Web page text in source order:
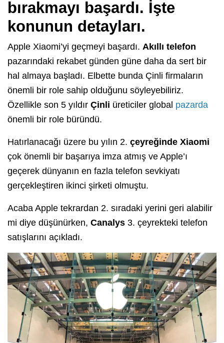
bırakmayı başardı. İşte
konunun detayları.
Apple Xiaomi’yi geçmeyi başardı. Akıllı telefon
pazarındaki rekabet günden güne daha da sert bir
hal almaya başladı. Elbette bunda Çinli firmaların
önemli bir role sahip olduğunu söyleyebiliriz.
Özellikle son 5 yıldır Çinli üreticiler global pazarda
önemli bir role büründü.
Hatırlanacağı üzere bu yılın 2. çeyreğinde Xiaomi
çok önemli bir başarıya imza atmış ve Apple’ı
geçerek dünyanın en fazla telefon sevkiyatı
gerçekleştiren ikinci şirketi olmuştu.
Acaba Apple tekrardan 2. sıradaki yerini geri alabilir
mi diye düşünürken, Canalys 3. çeyrekteki telefon
satışlarını açıkladı.